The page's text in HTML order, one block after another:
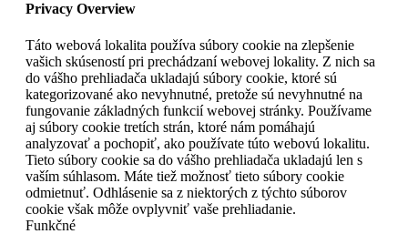
Privacy Overview
Táto webová lokalita používa súbory cookie na zlepšenie
vašich skúseností pri prechádzaní webovej lokality. Z nich sa
do vášho prehliadača ukladajú súbory cookie, ktoré sú
kategorizované ako nevyhnutné, pretože sú nevyhnutné na
fungovanie základných funkcií webovej stránky. Používame
aj súbory cookie tretích strán, ktoré nám pomáhajú
analyzovať a pochopiť, ako používate túto webovú lokalitu.
Tieto súbory cookie sa do vášho prehliadača ukladajú len s
vaším súhlasom. Máte tiež možnosť tieto súbory cookie
odmietnuť. Odhlásenie sa z niektorých z týchto súborov
cookie však môže ovplyvniť vaše prehliadanie.
Funkčné